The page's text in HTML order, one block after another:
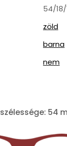
54/18/
zöld
barna
nem
54